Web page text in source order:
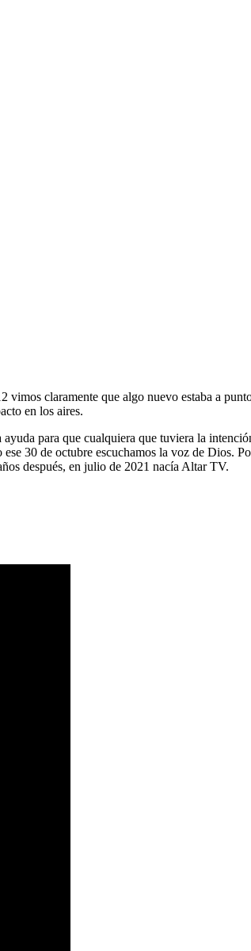
claramente que algo nuevo estaba a
en los aires.
para que cualquiera que tuviera la
30 de octubre escuchamos la voz de Dios.
después, en julio de 2021 nacía Altar TV.